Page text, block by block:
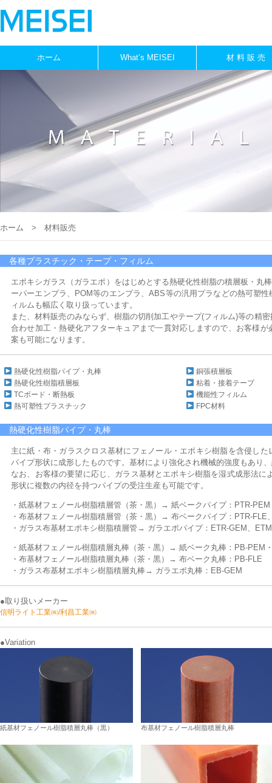
ホーム What’s MEISEI 材 料 販 売
ホーム > 材料販売
各種プラスチック・テープ・フィルム
エポキシガラス（ガラエポ）をはじめとする熱硬化性樹脂の積層板・丸
ーパーエンプラ、POM等のエンプラ、ABS等の汎用プラなどの熱可塑
ィルムも幅広く取り扱っています。
また、材料販売のみならず、樹脂の切削加工やテープ(フィルム)等の精
合わせ加工・熱硬化アフターキュアまで一貫対応しますので、お客様
案も可能になります。
熱硬化性樹脂パイプ・丸棒
熱硬化性樹脂積層板
TCボード・断熱板
熱可塑性プラスチック
銅張積層板
粘着・接着テープ
機能性フィルム
FPC材料
熱硬化性樹脂パイプ・丸棒
主に紙・布・ガラスクロス基材にフェノール・エポキシ樹脂を含侵し
パイプ形状に成形したものです。基材により強化され機械的強度もあり
なお、お客様の要望に応じ、ガラス基材とエポキシ樹脂を湿式成形法に
形状に複数の内径を持つパイプの受注生産も可能です。
・紙基材フェノール樹脂積層管（茶・黒）→ 紙ベークパイプ：PTR-
・布基材フェノール樹脂積層管（茶・黒）→ 布ベークパイプ：PTR-FLE
・ガラス布基材エポキシ樹脂積層管→ ガラエポパイプ：ETR-GEM、
・紙基材フェノール樹脂積層丸棒（茶・黒）→ 紙ベーク丸棒：PB-PEM
・布基材フェノール樹脂積層丸棒（茶・黒）→ 布ベーク丸棒：PB-FLE
・ガラス布基材エポキシ樹脂積層丸棒→ ガラエポ丸棒：EB-GEM
●取り扱いメーカー
信明ライト工業㈱/利昌工業㈱
●Variation
紙基材フェノール樹脂積層丸棒（黒） 布基材フェノール樹脂積層丸棒